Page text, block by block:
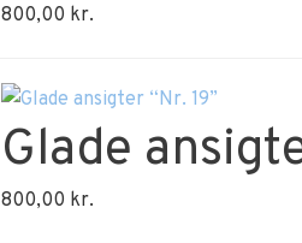
800,00 kr.
Glade
800,00 kr.